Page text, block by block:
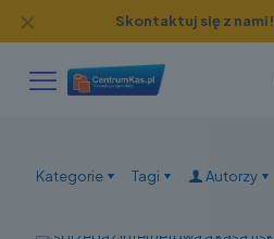
Skontaktuj się z nami!
✕
Kategorie Tagi Autorzy